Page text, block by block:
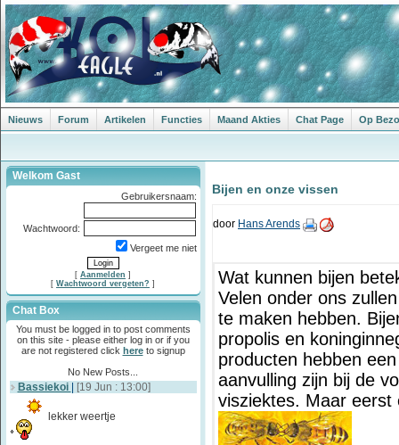
Nieuws Forum Artikelen Functies Maand Akties Chat Page Op
Welkom Gast
Gebruikersnaam:
Wachtwoord:
Vergeet me niet
[ Aanmelden ]
[ Wachtwoord vergeten? ]
Chat Box
You must be logged in to post comments
on this site - please either log in or if you
are not registered click hereto signup
No New Posts...
Bassiekoi [19 Jun : 13:00]
lekker weertje
Bijen en onze vissen
door Hans Arends
Wat kunnen bijen
Velen onder ons
te maken hebben.
propolis en
producten hebben
aanvulling zijn bij de
visziektes. Maar eerst